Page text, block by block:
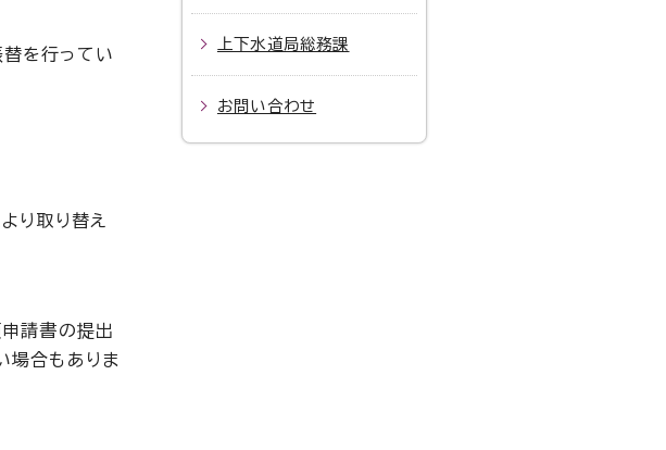
を行ってい
り取り替え
請書の提出
場合もありま
上下水道局総務課
お問い合わせ